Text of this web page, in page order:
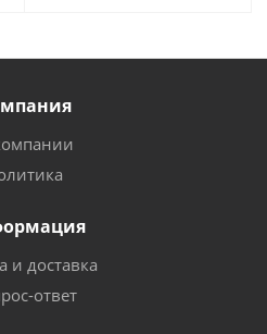
и доставка
ответ